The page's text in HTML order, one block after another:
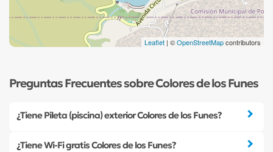
Leaflet | ©OpenStreetMapcontributors
Preguntas Frecuentes sobre Colores de los Funes
¿Tiene Pileta (piscina) exterior Colores de los Funes?
¿Tiene Wi-Fi gratis Colores de los Funes?